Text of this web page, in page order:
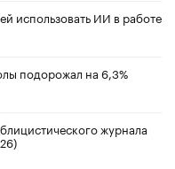
использовать ИИ в работе
подорожал на 6,3%
журнала